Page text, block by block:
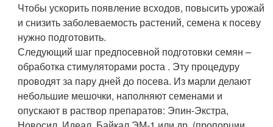
Чтобы ускорить появление всходов, повысить урожай
и снизить заболеваемость растений, семена к посеву
нужно подготовить.
Следующий шаг предпосевной подготовки семян –
обработка стимуляторами роста . Эту процедуру
проводят за пару дней до посева. Из марли делают
небольшие мешочки, наполняют семенами и
опускают в раствор препаратов: Эпин-Экстра,